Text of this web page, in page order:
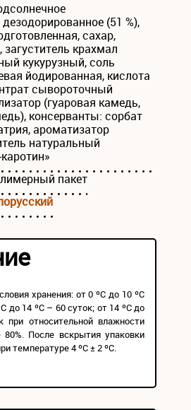
(51 %),
сахар,
крахмал
кукурузный, соль
йодированная, кислота
сывороточный
(гуаровая камедь,
консерванты: сорбат
ароматизатор
натуральный
пакет
хранения: от 0 ºС до 10 ºС
до 14 ºС – 60 суток; от 14 ºС до
относительной влажности
80%. После вскрытия упаковки
температуре 4 ºС ± 2 ºС.